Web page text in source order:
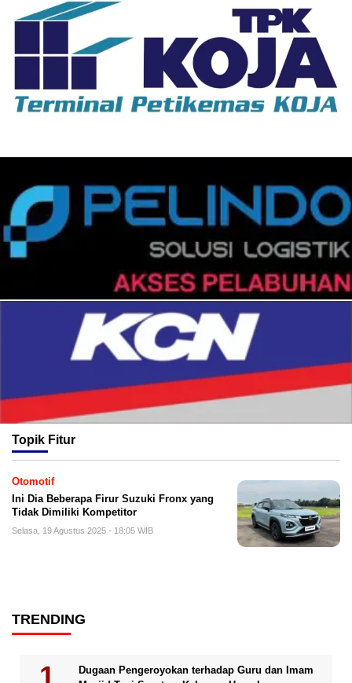
Topik Fitur
Otomotif
Ini Dia Beberapa Firur Suzuki Fronx yang
Tidak Dimiliki Kompetitor
Selasa, 19 Agustus 2025 - 18:05 WIB
TRENDING
Dugaan Pengeroyokan terhadap Guru dan Imam